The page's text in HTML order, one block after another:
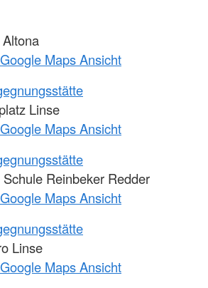
Maps Ansicht
Linse
Maps Ansicht
Reinbeker Redder
Maps Ansicht
Linse
Maps Ansicht